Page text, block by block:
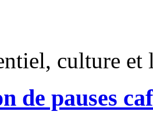
culture et
de pauses